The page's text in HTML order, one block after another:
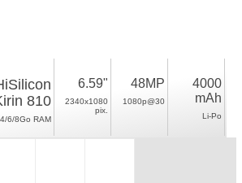
810
4/6/8Go RAM
6.59"
2340x1080
pix.
48MP
1080p@30
4000
mAh
Li-Po